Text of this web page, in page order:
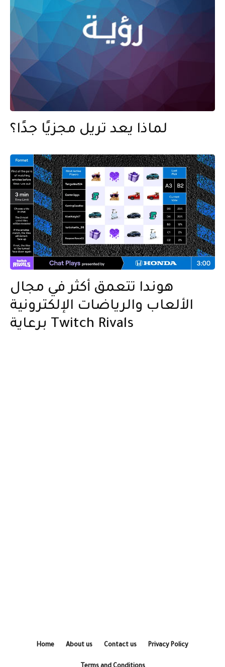
لماذا يعد تريل مجزيًا جدًا؟
هوندا تتعمق أكثر في مجال
الألعاب والرياضات الإلكترونية
برعاية Twitch Rivals
Home About us Contact us Privacy Policy